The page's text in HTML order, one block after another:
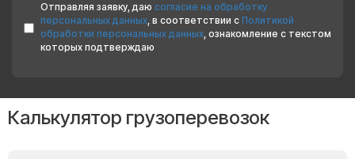
Отправляя заявку, даю согласие на обработку
персональных данных, в соответствии с Политикой
обработки персональных данных, ознакомление с текстом
которых подтверждаю
Калькулятор грузоперевозок